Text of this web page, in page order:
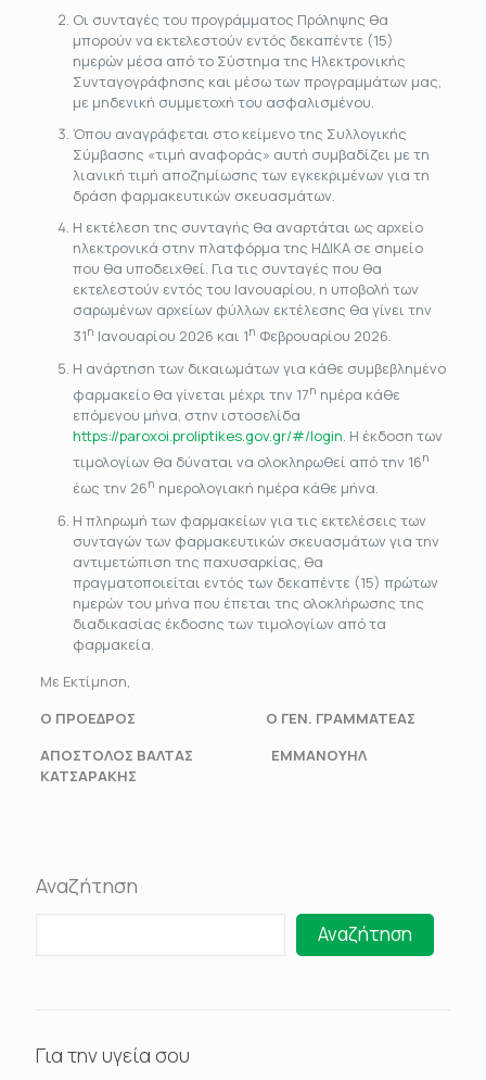
Οι συνταγές του προγράμματος Πρόληψης θα
μπορούν να εκτελεστούν εντός δεκαπέντε (15)
ημερών μέσα από το Σύστημα της Ηλεκτρονικής
Συνταγογράφησης και μέσω των προγραμμάτων μας,
με μηδενική συμμετοχή του ασφαλισμένου.
Όπου αναγράφεται στο κείμενο της Συλλογικής
Σύμβασης «τιμή αναφοράς» αυτή συμβαδίζει με τη
λιανική τιμή αποζημίωσης των εγκεκριμένων για τη
δράση φαρμακευτικών σκευασμάτων.
Η εκτέλεση της συνταγής θα αναρτάται ως αρχείο
ηλεκτρονικά στην πλατφόρμα της ΗΔΙΚΑ σε σημείο
που θα υποδειχθεί. Για τις συνταγές που θα
εκτελεστούν εντός του Ιανουαρίου, η υποβολή των
σαρωμένων αρχείων φύλλων εκτέλεσης θα γίνει την
31η Ιανουαρίου 2026 και 1η Φεβρουαρίου 2026.
Η ανάρτηση των δικαιωμάτων για κάθε συμβεβλημένο
φαρμακείο θα γίνεται μέχρι την 17η ημέρα κάθε
επόμενου μήνα, στην ιστοσελίδα
https://paroxoi.proliptikes.gov.gr/#/login. Η έκδοση των
τιμολογίων θα δύναται να ολοκληρωθεί από την 16η
έως την 26η ημερολογιακή ημέρα κάθε μήνα.
Η πληρωμή των φαρμακείων για τις εκτελέσεις των
συνταγών των φαρμακευτικών σκευασμάτων για την
αντιμετώπιση της παχυσαρκίας, θα
πραγματοποιείται εντός των δεκαπέντε (15) πρώτων
ημερών του μήνα που έπεται της ολοκλήρωσης της
διαδικασίας έκδοσης των τιμολογίων από τα
φαρμακεία.
Με Εκτίμηση,
Ο ΠΡΟΕΔΡΟΣ Ο ΓΕΝ. ΓΡΑΜΜΑΤΕΑΣ
ΑΠΟΣΤΟΛΟΣ ΒΑΛΤΑΣ ΕΜΜΑΝΟΥΗΛ
ΚΑΤΣΑΡΑΚΗΣ
Αναζήτηση
Αναζήτηση
Για την υγεία σου